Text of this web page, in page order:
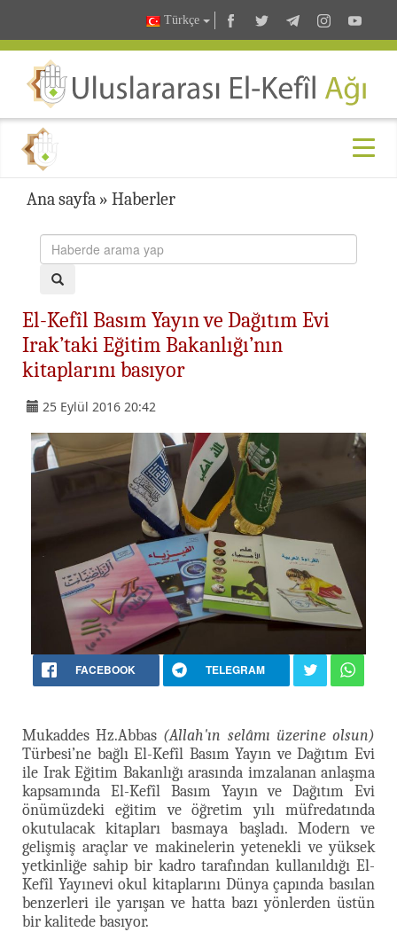
Türkçe
Ana sayfa » Haberler
El-Kefîl Basım Yayın ve Dağıtım Evi
Irak’taki Eğitim Bakanlığı’nın
kitaplarını basıyor
25 Eylül 2016 20:42
FACEBOOK TELEGRAM
Mukaddes Hz.Abbas (Allah'ın selâmı üzerine olsun)
Türbesi’ne bağlı El-Kefîl Basım Yayın ve Dağıtım Evi
ile Irak Eğitim Bakanlığı arasında imzalanan anlaşma
kapsamında El-Kefîl Basım Yayın ve Dağıtım Evi
önümüzdeki eğitim ve öğretim yılı müfredatında
okutulacak kitapları basmaya başladı. Modern ve
gelişmiş araçlar ve makinelerin yetenekli ve yüksek
yetkinliğe sahip bir kadro tarafından kullanıldığı El-
Kefîl Yayınevi okul kitaplarını Dünya çapında basılan
benzerleri ile yarışan ve hatta bazı yönlerden üstün
bir kalitede basıyor.